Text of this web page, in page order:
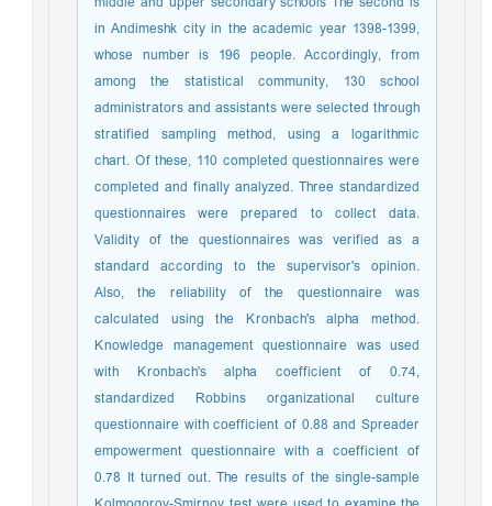
in Andimeshk city in the academic year 1398-1399,
whose number is 196 people. Accordingly, from
among the statistical community, 130 school
administrators and assistants were selected through
stratified sampling method, using a logarithmic
chart. Of these, 110 completed questionnaires were
completed and finally analyzed. Three standardized
questionnaires were prepared to collect data.
Validity of the questionnaires was verified as a
standard according to the supervisor's opinion.
Also, the reliability of the questionnaire was
calculated using the Kronbach's alpha method.
Knowledge management questionnaire was used
with Kronbach's alpha coefficient of 0.74,
standardized Robbins organizational culture
questionnaire with coefficient of 0.88 and Spreader
empowerment questionnaire with a coefficient of
0.78 It turned out. The results of the single-sample